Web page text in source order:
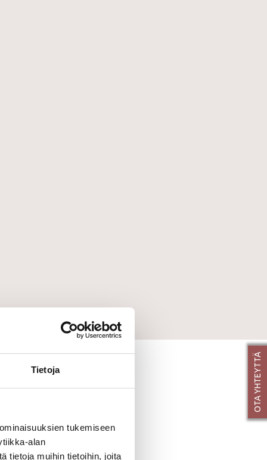
Tietoja
tukemiseen
alan
tietoja muihin tietoihin, joita
OTA YHTEYTTÄ
asunto vapautuu.